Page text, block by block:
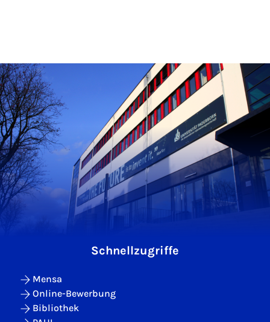
Schnellzugriffe
Mensa
Online-Bewerbung
Bibliothek